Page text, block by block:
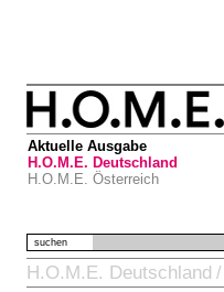
Aktuelle Ausgabe
H.O.M.E. Deutschland
H.O.M.E. Österreich
suchen
H.O.M.E. Deutschland /